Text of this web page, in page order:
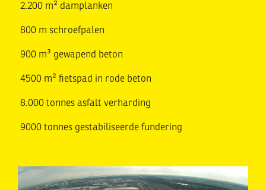
2.200 m² damplanken
800 m schroefpalen
900 m³ gewapend beton
4500 m² fietspad in rode beton
8.000 tonnes asfalt verharding
9000 tonnes gestabiliseerde fundering